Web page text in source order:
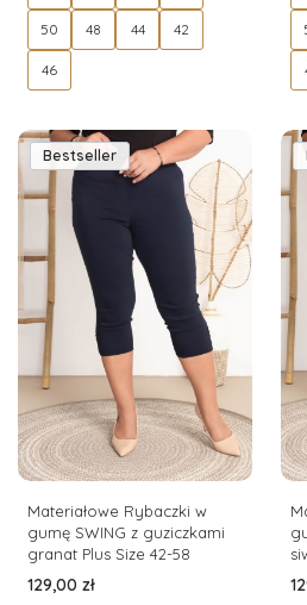
50 48 44 42
46
Bestseller
Materiałowe Rybaczki w
gumę SWING z guziczkami
granat Plus Size 42-58
Cena
129,00 zł